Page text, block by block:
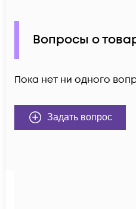
Вопросы о
Пока нет ни одного
Задать вопрос